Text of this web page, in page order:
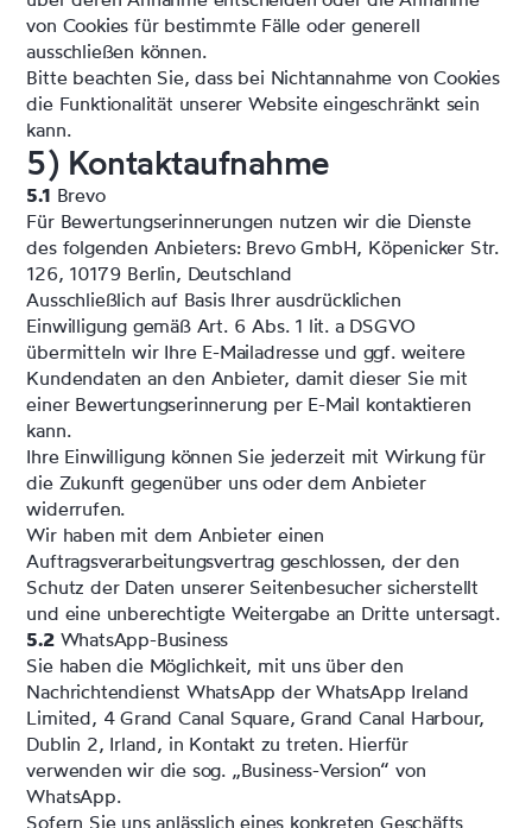
von Cookies für bestimmte Fälle oder generell
ausschließen können.
Bitte beachten Sie, dass bei Nichtannahme von Cookies
die Funktionalität unserer Website eingeschränkt sein
kann.
5) Kontaktaufnahme
5.1 Brevo
Für Bewertungserinnerungen nutzen wir die Dienste
des folgenden Anbieters: Brevo GmbH, Köpenicker Str.
126, 10179 Berlin, Deutschland
Ausschließlich auf Basis Ihrer ausdrücklichen
Einwilligung gemäß Art. 6 Abs. 1 lit. a DSGVO
übermitteln wir Ihre E-Mailadresse und ggf. weitere
Kundendaten an den Anbieter, damit dieser Sie mit
einer Bewertungserinnerung per E-Mail kontaktieren
kann.
Ihre Einwilligung können Sie jederzeit mit Wirkung für
die Zukunft gegenüber uns oder dem Anbieter
widerrufen.
Wir haben mit dem Anbieter einen
Auftragsverarbeitungsvertrag geschlossen, der den
Schutz der Daten unserer Seitenbesucher sicherstellt
und eine unberechtigte Weitergabe an Dritte untersagt.
5.2WhatsApp-Business
Sie haben die Möglichkeit, mit uns über den
Nachrichtendienst WhatsApp der WhatsApp Ireland
Limited, 4 Grand Canal Square, Grand Canal Harbour,
Dublin 2, Irland, in Kontakt zu treten. Hierfür
verwenden wir die sog. „Business-Version“ von
WhatsApp.
Sofern Sie uns anlässlich eines konkreten Geschäfts